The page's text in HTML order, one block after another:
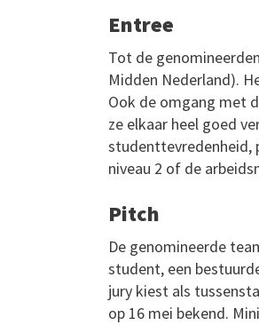
Entree
Tot de
Midden Nederland).
Ook de omgang met
ze elkaar heel goed
studenttevredenheid,
niveau 2 of de
Pitch
De genomineerde
student, een
jury kiest als
op 16 mei bekend.